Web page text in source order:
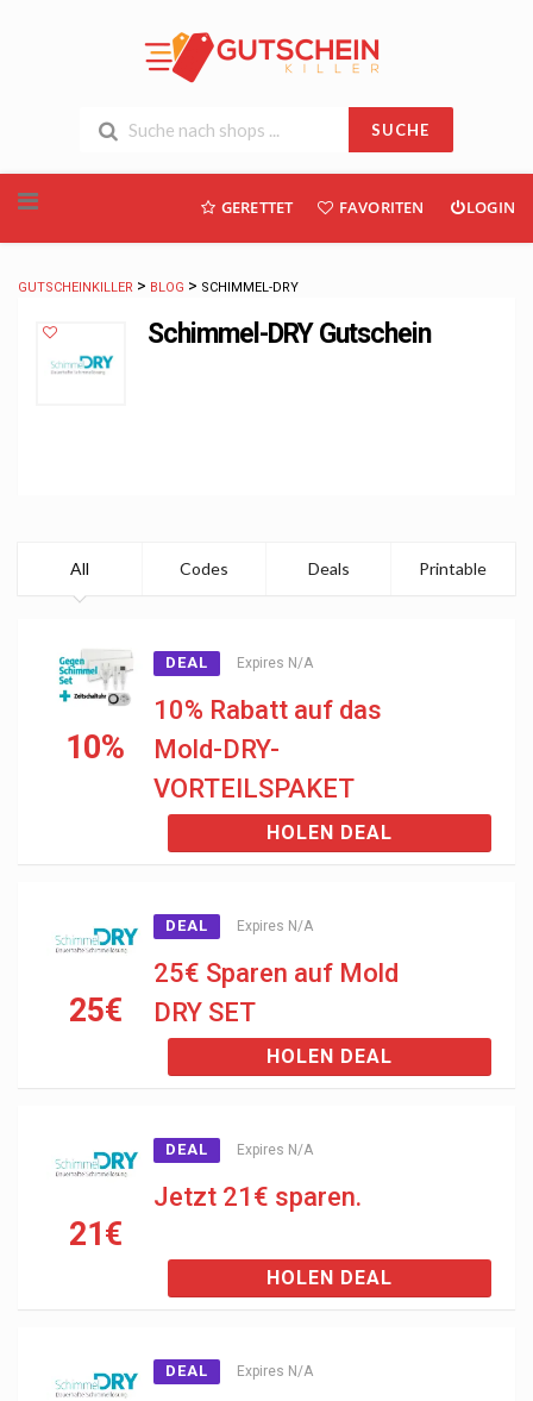
SUCHE
to
GERETTET FAVORITEN LOGIN
GUTSCHEINKILLER > BLOG > SCHIMMEL-DRY
Schimmel-DRY Gutschein
All Codes Deals Printable
10%
DEAL Expires N/A
10% Rabatt auf das
Mold-DRY-
VORTEILSPAKET
HOLEN DEAL
25€
DEAL Expires N/A
25€ Sparen auf Mold
DRY SET
HOLEN DEAL
21€
DEAL Expires N/A
Jetzt 21€ sparen.
HOLEN DEAL
DEAL Expires N/A